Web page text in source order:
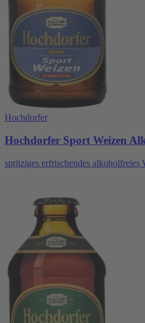
Hochdorfer
Hochdorfer Sport Weizen
spritziges erfrischendes alkoholfreies